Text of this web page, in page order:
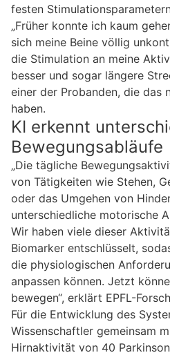
festen
„Früher konnte ich kaum
sich meine Beine völlig
die Stimulation an meine
besser und sogar längere
einer der Probanden, die das
haben.
KI erkennt
Bewegungsabläufe
„Die tägliche
von Tätigkeiten wie Stehen,
oder das Umgehen von
unterschiedliche motorische
Wir haben viele dieser
Biomarker entschlüsselt,
die physiologischen
anpassen können. Jetzt
bewegen“, erklärt EPFL-
Für die Entwicklung des
Wissenschaftler gemeinsam
Hirnaktivität von 40